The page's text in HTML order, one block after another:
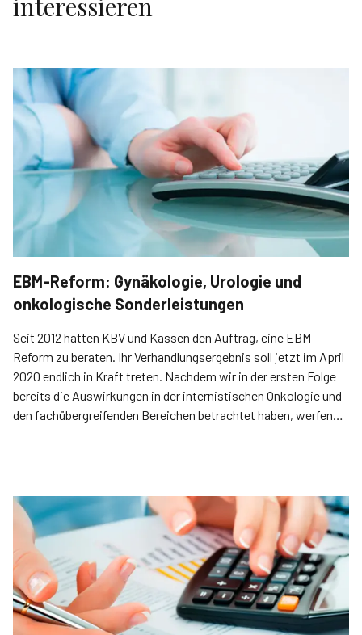
interessieren
EBM-Reform: Gynäkologie, Urologie und
onkologische Sonderleistungen
Seit 2012 hatten KBV und Kassen den Auftrag, eine EBM-
Reform zu beraten. Ihr Verhandlungsergebnis soll jetzt im April
2020 endlich in Kraft treten. Nachdem wir in der ersten Folge
bereits die Auswirkungen in der internistischen Onkologie und
den fachübergreifenden Bereichen betrachtet haben, werfen